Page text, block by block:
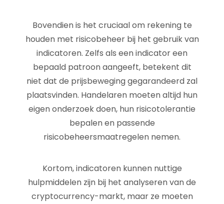
Bovendien is het cruciaal om rekening te
houden met risicobeheer bij het gebruik van
indicatoren. Zelfs als een indicator een
bepaald patroon aangeeft, betekent dit
niet dat de prijsbeweging gegarandeerd zal
plaatsvinden. Handelaren moeten altijd hun
eigen onderzoek doen, hun risicotolerantie
bepalen en passende
risicobeheersmaatregelen nemen.
Kortom, indicatoren kunnen nuttige
hulpmiddelen zijn bij het analyseren van de
cryptocurrency-markt, maar ze moeten